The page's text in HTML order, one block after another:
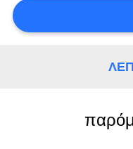
ΖΗΤΉΣΤΕ
ΑΠΌΣΠΑΣΜΑ
SITEMAP